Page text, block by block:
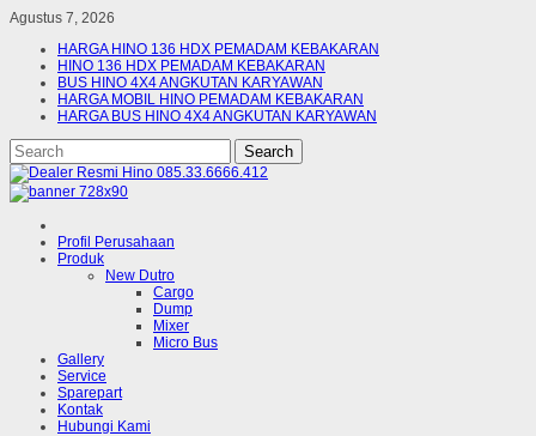
Agustus 7, 2026
HARGA HINO 136 HDX PEMADAM KEBAKARAN
HINO 136 HDX PEMADAM KEBAKARAN
BUS HINO 4X4 ANGKUTAN KARYAWAN
HARGA MOBIL HINO PEMADAM KEBAKARAN
HARGA BUS HINO 4X4 ANGKUTAN KARYAWAN
Profil Perusahaan
Produk
New Dutro
Cargo
Dump
Mixer
Micro Bus
Gallery
Service
Sparepart
Kontak
Hubungi Kami